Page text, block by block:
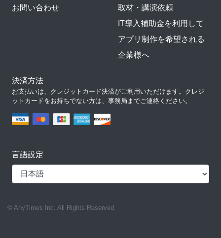
お問い合わせ
取材・講演依頼
IT導入補助金を利用して
アプリ制作を希望される
企業様へ
決済方法
お支払いは、クレジットカード決済がご利用いただけます。クレジ
ットカードをお持ちでない方は、事務局までご連絡ください。
言語設定
© AnyTimes Inc. All Rights Reserved